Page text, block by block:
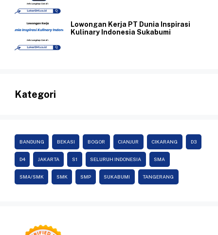
Lowongan Kerja PT Dunia Inspirasi
Kulinary Indonesia Sukabumi
Kategori
BANDUNG BEKASI BOGOR CIANJUR CIKARANG D3
D4 JAKARTA S1 SELURUH INDONESIA SMA
SMA/SMK SMK SMP SUKABUMI TANGERANG